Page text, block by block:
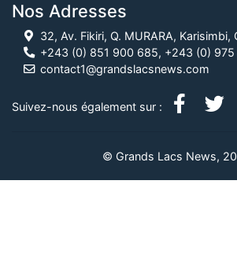
Nos Adresses
32, Av. Fikiri, Q. MURARA, Karisimbi,
+243 (0) 851 900 685, +243 (0)
contact1@grandslacsnews.com
Suivez-nous également sur :
© Grands Lacs News,